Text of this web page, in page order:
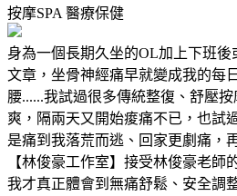
按摩SPA 醫療保健
身為一個長期久坐的OL加上下班
文章，坐骨神經痛早就變成我的每
腰......我試過很多傳統整復、舒壓
爽，隔兩天又開始痠痛不已，也試
是痛到我落荒而逃、回家更劇痛，
【林俊豪工作室】接受林俊豪老師
我才真正體會到無痛舒鬆、安全調